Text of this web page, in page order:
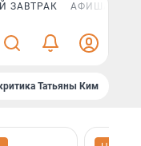
ЗАВТРАК АФИША PLUS
Татьяны Ким